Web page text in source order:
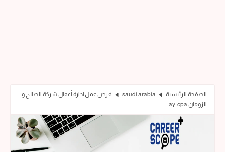
الصفحة الرئيسية saudi arabia
فرص عمل إدارة أعمال شركة الصالح و
الزومان ay-cpa